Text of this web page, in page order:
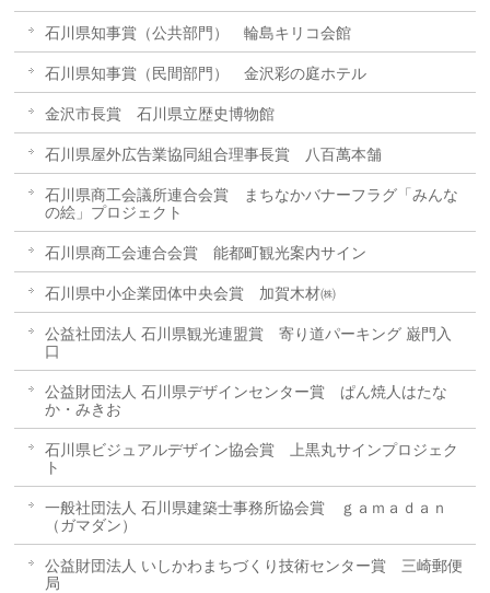
石川県知事賞（公共部門） 輪島キリコ会館
石川県知事賞（民間部門） 金沢彩の庭ホテル
金沢市長賞 石川県立歴史博物館
石川県屋外広告業協同組合理事長賞 八百萬本舗
石川県商工会議所連合会賞 まちなかバナーフラグ「みんな
の絵」プロジェクト
石川県商工会連合会賞 能都町観光案内サイン
石川県中小企業団体中央会賞 加賀木材㈱
公益社団法人 石川県観光連盟賞 寄り道パーキング 巌門入
口
公益財団法人 石川県デザインセンター賞 ぱん焼人はたな
か・みきお
石川県ビジュアルデザイン協会賞 上黒丸サインプロジェク
ト
一般社団法人 石川県建築士事務所協会賞 ｇａｍａｄａｎ
（ガマダン）
公益財団法人 いしかわまちづくり技術センター賞 三崎郵便
局